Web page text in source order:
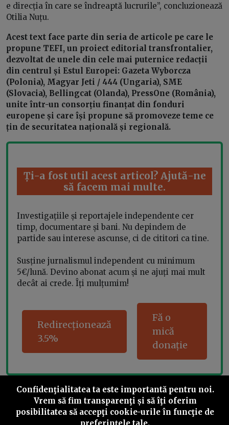
e direcția în care se îndreaptă lucrurile”, concluzionează
Otilia Nuțu.
Acest text face parte din seria de articole pe care le
propune TEFI, un proiect editorial transfrontalier,
dezvoltat de unele din cele mai puternice redacții
din centrul și Estul Europei: Gazeta Wyborcza
(Polonia), Magyar Jeti / 444 (Ungaria), SME
(Slovacia), Bellingcat (Olanda), PressOne (România),
unite într-un consorțiu finanțat din fonduri
europene și care își propune să promoveze teme ce
țin de securitatea națională și regională.
Ți-a fost util acest articol? Ajută-ne
să facem mai multe.
Investigațiile și reportajele independente cer
timp, documentare și bani. Nu depindem de
partide sau interese ascunse, ci de cititori ca tine.
Susține jurnalismul independent cu minimum
5€/lună. Devino abonat acum și ne ajuți mai mult
decât ai crede. Îți mulțumim!
Redirecționează
3.5%
Fă o
mică
donație
Share this
Confidenţialitatea ta este importantă pentru noi.
Vrem să fim transparenţi și să îţi oferim
posibilitatea să accepţi cookie-urile în funcţie de